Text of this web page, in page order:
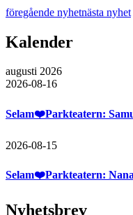
föregående nyhetnästa nyhet
Kalender
augusti 2026
2026-08-16
Selam❤️Parkteatern:
2026-08-15
Selam❤️Parkteatern:
Nyhetsbrev